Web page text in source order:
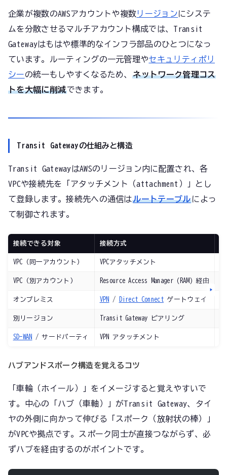
企業が複数のAWSアカウントや複数リージョンにシステ
ムを分散させるマルチアカウント構成では、Transit
Gatewayはもはや標準的なインフラ部品のひとつになっ
ています。ルーティングの一元管理やセキュリティポリ
シーの統一もしやすくなるため、 ネットワーク管理コス
トを大幅に削減できます。
Transit Gatewayの仕組みと構造
Transit GatewayはAWSのリージョン内に配置され、各
VPCや接続先を「アタッチメント（attachment）」とし
て登録します。接続先への通信はルートテーブル によっ
て制御されます。
接続できる対象 接続方式
VPC（同一アカウント） VPCアタッチメント
VPC（別アカウント） Resource Access Manager (RAM) 経由
オンプレミス VPN / Direct Connect ゲートウェイ
別リージョン Transit Gateway ピアリング
SD-WAN / サードパーティ VPN アタッチメント
ハブアンドスポーク構造を覚えるコツ
「車輪（ホイール）」をイメージすると覚えやすいで
す。中心の「ハブ（車軸）」がTransit Gateway、タイ
ヤの外側に向かって伸びる「スポーク（放射状の棒）」
がVPCや拠点です。スポーク同士が直接つながらず、必
ずハブを経由するのがポイントです。